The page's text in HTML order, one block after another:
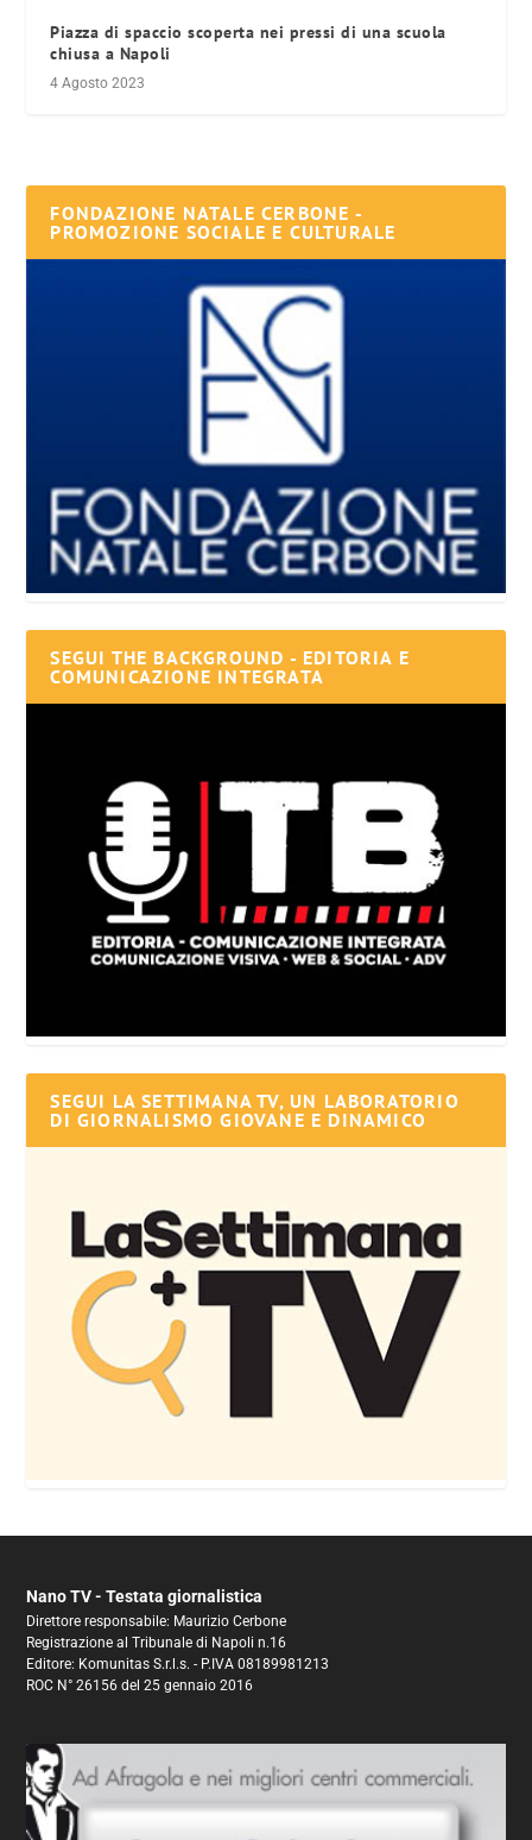
Piazza di spaccio scoperta nei pressi di una scuola
chiusa a Napoli
4 Agosto 2023
FONDAZIONE NATALE CERBONE -
PROMOZIONE SOCIALE E CULTURALE
SEGUI THE BACKGROUND - EDITORIA E
COMUNICAZIONE INTEGRATA
SEGUI LA SETTIMANA TV, UN LABORATORIO
DI GIORNALISMO GIOVANE E DINAMICO
Nano TV - Testata giornalistica
Direttore responsabile: Maurizio Cerbone
Registrazione al Tribunale di Napoli n.16
Editore: Komunitas S.r.l.s. - P.IVA 08189981213
ROC N° 26156 del 25 gennaio 2016